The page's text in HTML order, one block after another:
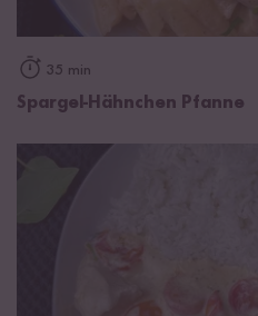
35 min
Spargel-Hähnchen Pfanne